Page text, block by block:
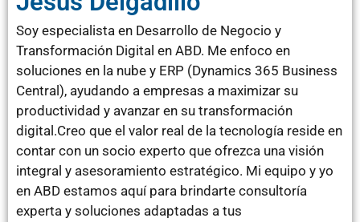
Soy especialista en Desarrollo de Negocio y
Transformación Digital en ABD. Me enfoco en
soluciones en la nube y ERP (Dynamics 365 Business
Central), ayudando a empresas a maximizar su
productividad y avanzar en su transformación
digital.Creo que el valor real de la tecnología reside en
contar con un socio experto que ofrezca una visión
integral y asesoramiento estratégico. Mi equipo y yo
en ABD estamos aquí para brindarte consultoría
experta y soluciones adaptadas a tus